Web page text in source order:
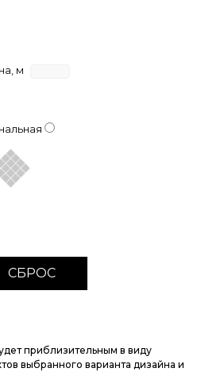
м
приблизительным в виду
выбранного варианта дизайна и